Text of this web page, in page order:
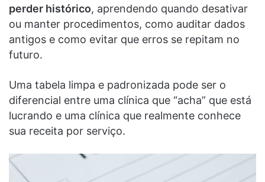
perder histórico, aprendendo quando desativar
ou manter procedimentos, como auditar dados
antigos e como evitar que erros se repitam no
futuro.
Uma tabela limpa e padronizada pode ser o
diferencial entre uma clínica que “acha” que está
lucrando e uma clínica que realmente conhece
sua receita por serviço.